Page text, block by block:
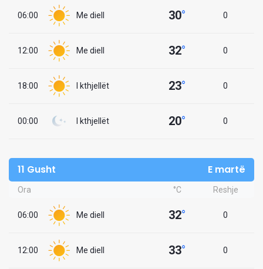
06:00 Me diell 30° 0
12:00 Me diell 32° 0
18:00 I kthjellët 23° 0
00:00 I kthjellët 20° 0
11 Gusht E martë
Ora °C Reshje
06:00 Me diell 32° 0
12:00 Me diell 33° 0